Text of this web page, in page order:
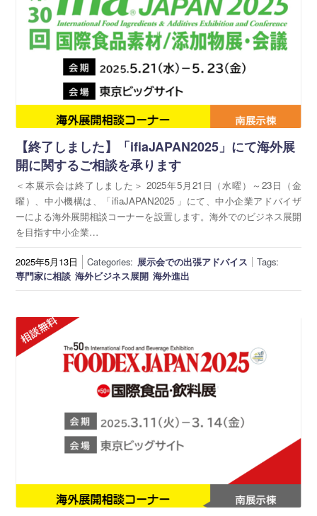
【終了しました】「ifiaJAPAN2025」にて海外展
開に関するご相談を承ります
＜本展示会は終了しました＞ 2025年5月21日（水曜）～23日（金
曜）、中小機構は、「ifiaJAPAN2025 」にて、中小企業アドバイザ
ーによる海外展開相談コーナーを設置します。海外でのビジネス展開
を目指す中小企業…
2025年5月13日 Categories: 展示会での出張アドバイス
Tags:
専門家に相談 海外ビジネス展開 海外進出